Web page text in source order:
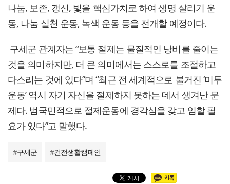
나눔, 보존, 갱신, 빛을 핵심가치로 하여 생명 살리기 운
동, 나눔 실천 운동, 녹색 운동 등을 전개할 예정이다.
구세군 관계자는 “보통 절제는 물질적인 낭비를 줄이는
것을 의미하지만, 더 큰 의미에서는 스스로를 조절하고
다스리는 것에 있다”며 “최근 전 세계적으로 불거진 ‘미투
운동’ 역시 자기 자신을 절제하지 못하는 데서 생겨난 문
제다. 범국민적으로 절제운동에 경각심을 갖고 임할 필
요가 있다”고 말했다.
#구세군 #건전생활캠페인